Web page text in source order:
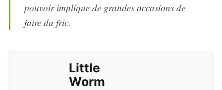
pouvoir implique de grandes occasions de
faire du fric.
Little
Worm